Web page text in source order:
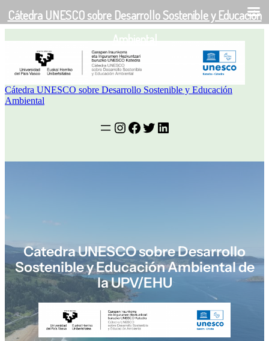
al
contenido
Cátedra UNESCO sobre Desarrollo Sostenible y Educación
Ambiental
Instagram
Facebook
Twitter
LinkedIn
Catedra UNESCO sobre Desarrollo
Sostenible y Educación Ambiental de
la UPV/EHU
EU EN ES
Cátedra UNESCO sobre Desarrollo Sostenible y Educación
Ambiental